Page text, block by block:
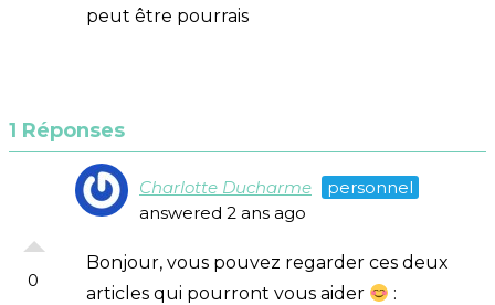
peut être pourrais
1 Réponses
0
Charlotte Ducharme
personnel
answered 2 ans ago
Bonjour, vous pouvez regarder ces deux
articles qui pourront vous aider
: